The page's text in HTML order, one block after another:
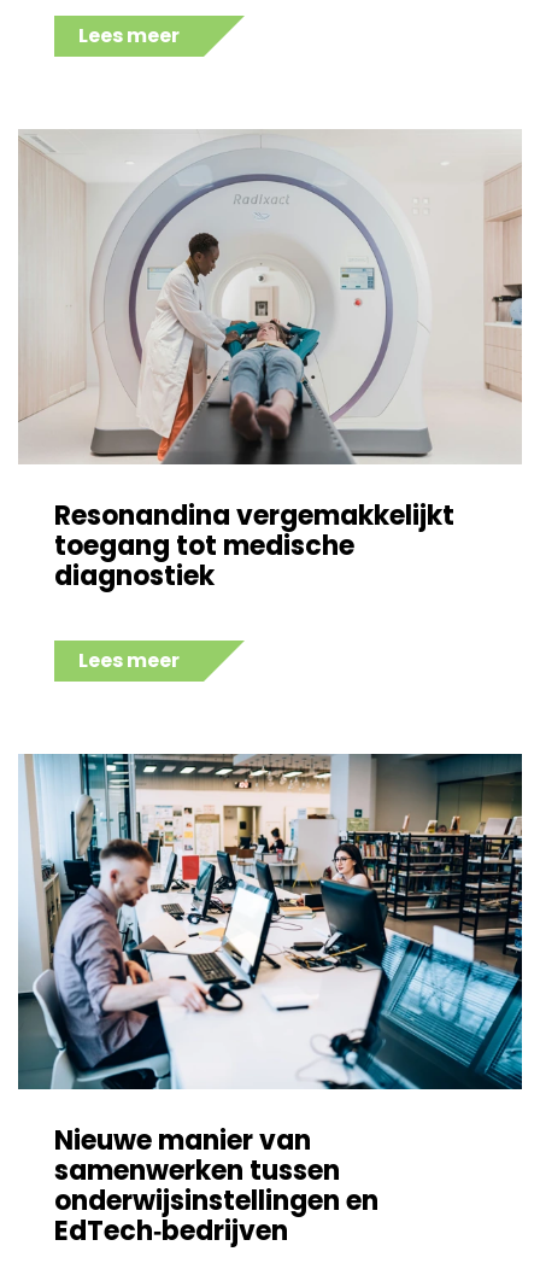
Lees meer
Resonandina vergemakkelijkt
toegang tot medische
diagnostiek
Lees meer
Nieuwe manier van
samenwerken tussen
onderwijsinstellingen en
EdTech‑bedrijven